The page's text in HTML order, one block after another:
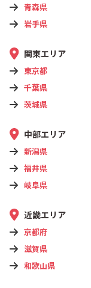
青森県
岩手県
関東エリア
東京都
千葉県
茨城県
中部エリア
新潟県
福井県
岐阜県
近畿エリア
京都府
滋賀県
和歌山県